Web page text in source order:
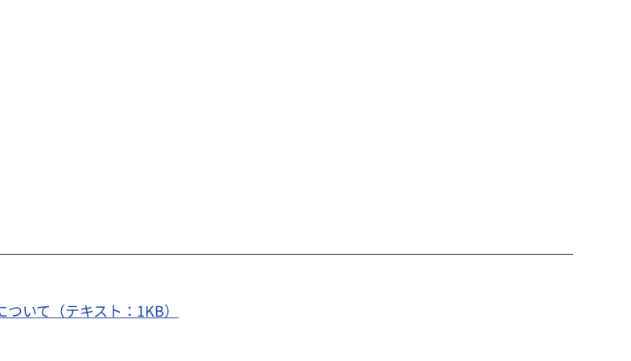
いて（テキスト：1KB）